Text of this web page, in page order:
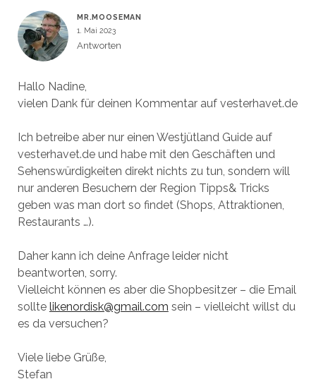
MR.MOOSEMAN
1. Mai 2023
Antworten
Hallo Nadine,
vielen Dank für deinen Kommentar auf vesterhavet.de
Ich betreibe aber nur einen Westjütland Guide auf
vesterhavet.de und habe mit den Geschäften und
Sehenswürdigkeiten direkt nichts zu tun, sondern will
nur anderen Besuchern der Region Tipps& Tricks
geben was man dort so findet (Shops, Attraktionen,
Restaurants …).
Daher kann ich deine Anfrage leider nicht
beantworten, sorry.
Vielleicht können es aber die Shopbesitzer – die Email
sollte likenordisk@gmail.com sein – vielleicht willst du
es da versuchen?
Viele liebe Grüße,
Stefan